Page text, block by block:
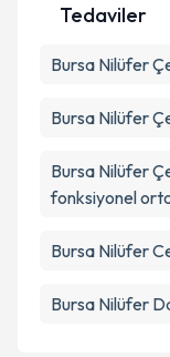
Tedaviler
Bursa Nilüfer
Bursa Nilüfer
Bursa Nilüfer
fonksiyonel
Bursa Nilüfer
Bursa Nilüfer